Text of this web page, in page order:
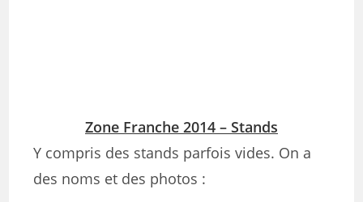
Zone Franche 2014 – Stands
Y compris des stands parfois vides. On a
des noms et des photos :